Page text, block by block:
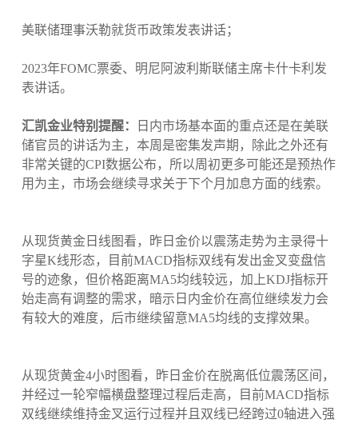
美联储理事沃勒就货币政策发表讲话；
2023年FOMC票委、明尼阿波利斯联储主席卡什卡利发
表讲话。
汇凯金业特别提醒：
日内市场基本面的重点还是在美联
储官员的讲话为主，本周是密集发声期，除此之外还有
非常关键的CPI数据公布，所以周初更多可能还是预热作
用为主，市场会继续寻求关于下个月加息方面的线索。
从现货黄金日线图看，昨日金价以震荡走势为主录得十
字星K线形态，目前MACD指标双线有发出金叉变盘信
号的迹象，但价格距离MA5均线较远，加上KDJ指标开
始走高有调整的需求，暗示日内金价在高位继续发力会
有较大的难度，后市继续留意MA5均线的支撑效果。
从现货黄金4小时图看，昨日金价在脱离低位震荡区间，
并经过一轮窄幅横盘整理过程后走高，目前MACD指标
双线继续维持金叉运行过程并且双线已经跨过0轴进入强